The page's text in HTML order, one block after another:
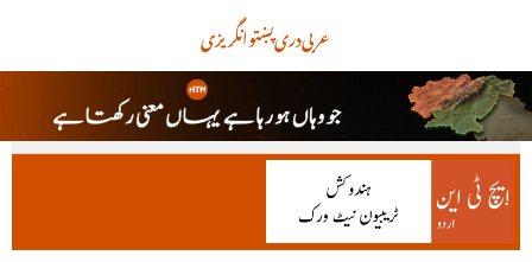
انگریزیپښتودریعربی